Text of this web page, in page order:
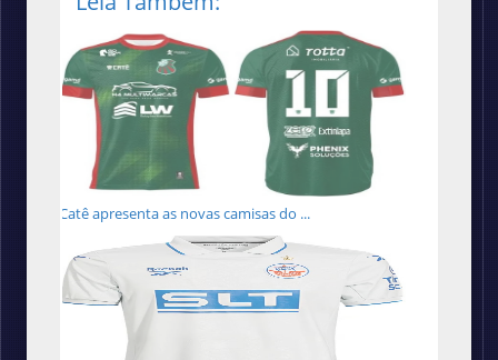
Catê apresenta as novas camisas do ...